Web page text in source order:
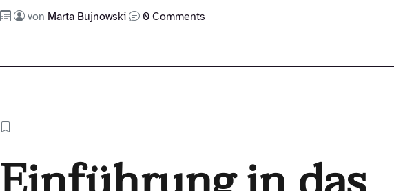
von Marta Bujnowski 0 Comments